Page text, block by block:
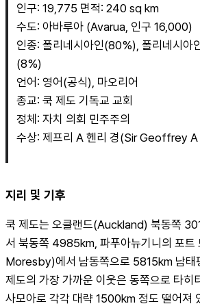
인구: 19,775 면적: 240 sq km
수도: 아바루아 (Avarua, 인구 16,000)
인종: 폴리네시아인(80%), 폴리네시아
(8%)
언어: 영어(공식), 마오리어
종교: 쿡 제도 기독교 교회
정체: 자치 의회 민주주의
수상: 제프리 A 헨리 경(Sir Geoffrey
지리 및 기후
쿡 제도는 오클랜드(Auckland) 북동쪽
서 북동쪽 4985km, 파푸아뉴기니의 포
Moresby)에서 남동쪽으로 5815km 남태
제도의 가장 가까운 이웃은 동쪽으로 타히
사모아로 각각 대략 1500km 정도 떨어져